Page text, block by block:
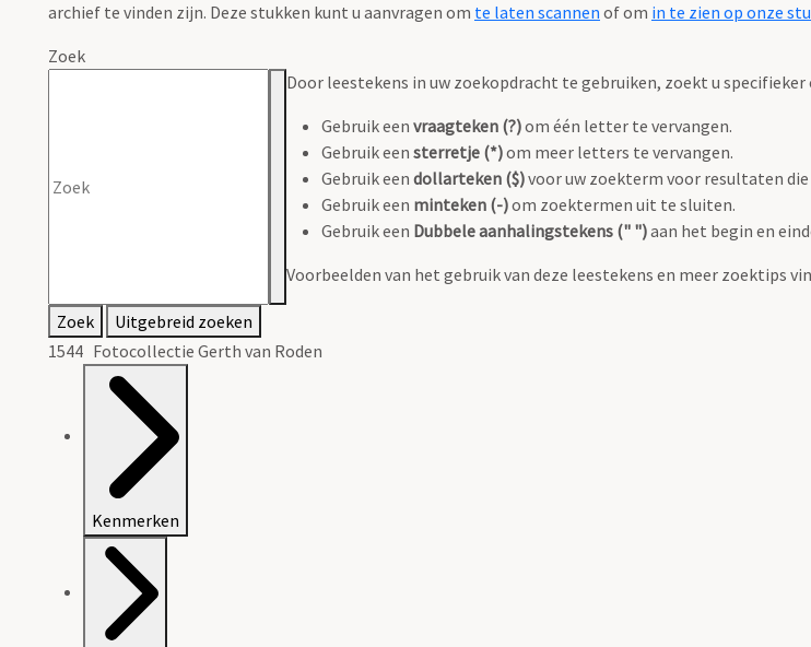
archief te vinden zijn. Deze stukken kunt u aanvragen om te laten scannen of om in te zien op onze
Zoek
Door leestekens in uw zoekopdracht te gebruiken, zoekt u specifieker
Gebruik een vraagteken (?)om één letter te vervangen.
Gebruik een sterretje (*)om meer letters te vervangen.
Gebruik een dollarteken ($)voor uw zoekterm voor resultaten
Gebruik een minteken (-)om zoektermen uit te sluiten.
Gebruik een Dubbele aanhalingstekens (" ")aan het begin en
Voorbeelden van het gebruik van deze leestekens en meer zoektips
Zoek
Uitgebreid zoeken
1544 Fotocollectie Gerth van Roden
Kenmerken